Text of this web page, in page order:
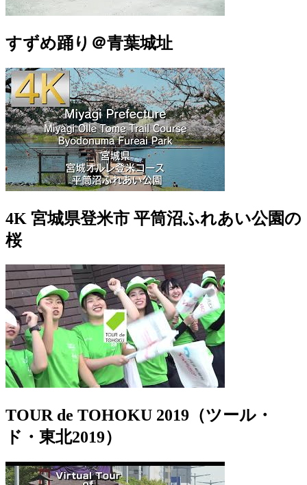
すずめ踊り＠青葉城址
4K 宮城県登米市 平筒沼ふれあい公園の
桜
TOUR de TOHOKU 2019（ツール・
ド・東北2019）